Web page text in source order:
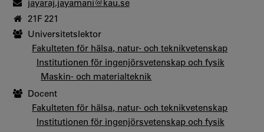
jayaraj.jayamani@kau.se
21F 221
Universitetslektor
Fakulteten för hälsa, natur- och teknikvetenskap
Institutionen för ingenjörsvetenskap och fysik
Maskin- och materialteknik
Docent
Fakulteten för hälsa, natur- och teknikvetenskap
Institutionen för ingenjörsvetenskap och fysik